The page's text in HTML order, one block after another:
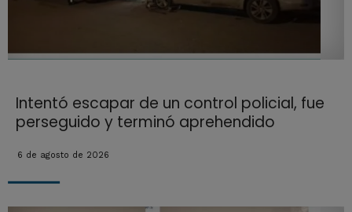
Intentó escapar de un control policial, fue
perseguido y terminó aprehendido
6 de agosto de 2026